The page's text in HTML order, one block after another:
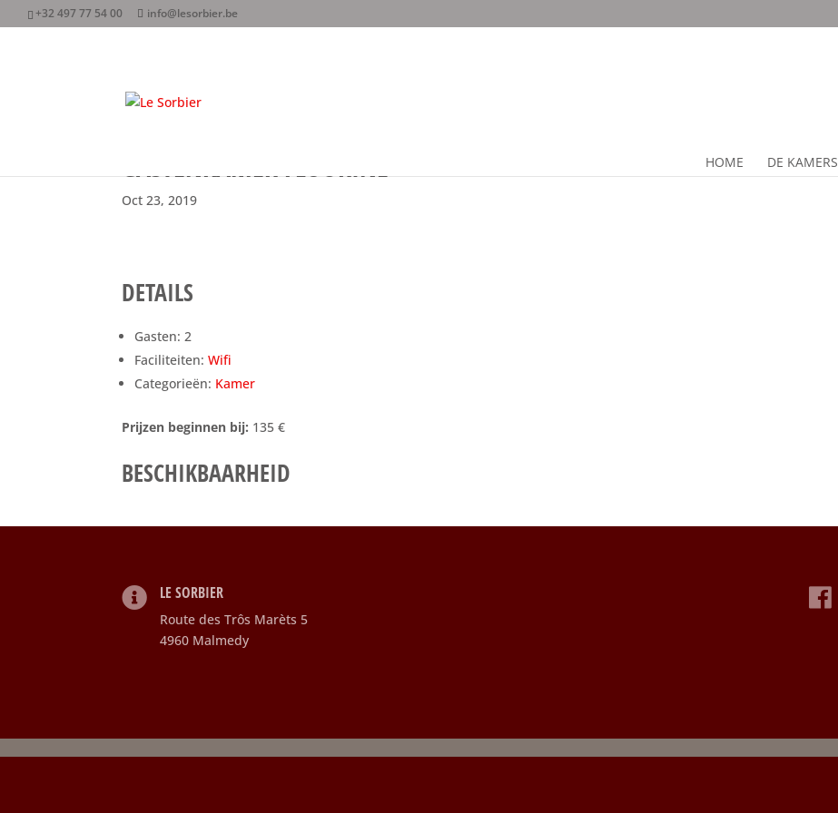
+32 497 77 54 00 info@lesorbier.be
HOME DE KAMERS
GASTENKAMER FLUORINE
Oct 23, 2019
DETAILS
Gasten: 2
Faciliteiten: Wifi
Categorieën: Kamer
Prijzen beginnen bij: 135€
BESCHIKBAARHEID
LE SORBIER
Route des Trôs Marèts 5
4960 Malmedy